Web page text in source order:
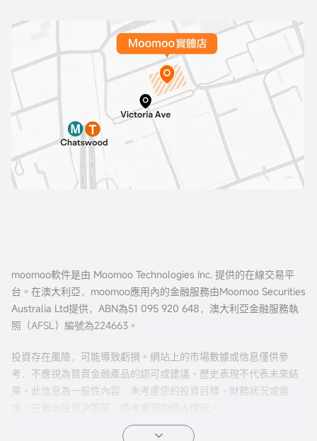
moomoo軟件是由 Moomoo Technologies Inc. 提供的在線交易平
台。在澳大利亞，moomoo應用內的金融服務由Moomoo Securities
Australia Ltd提供，ABN為51 095 920 648，澳大利亞金融服務執
照（AFSL）編號為224663。
投資存在風險，可能導致虧損。網站上的市場數據或信息僅供參
考，不應視為買賣金融產品的認可或建議。歷史表現不代表未來結
果。此信息為一般性內容，未考慮您的投資目標、財務狀況或需